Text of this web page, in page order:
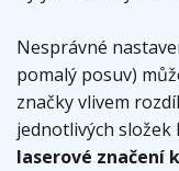
Nesprávné
pomalý posuv)
značky vlivem
jednotlivých složek
laserové značení